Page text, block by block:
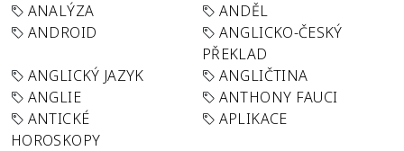
ANALÝZA
ANDĚL
ANDROID
ANGLICKO-ČESKÝ
PŘEKLAD
ANGLICKÝ JAZYK
ANGLIČTINA
ANGLIE
ANTHONY FAUCI
ANTICKÉ
HOROSKOPY
APLIKACE